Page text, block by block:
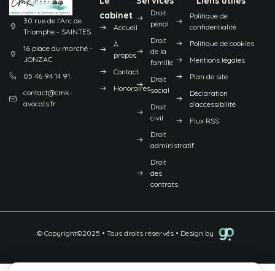
30 rue de l’Arc de
Triomphe - SAINTES
16 place du marché -
JONZAC
05 46 94 14 91
contact@cmk-
avocats.fr
cabinet
Accueil
À
propos
Contact
Honoraires
Droit
pénal
Droit
de la
famille
Droit
social
Droit
civil
Droit
administratif
Droit
des
contrats
Politique de
confidentialité
Politique de cookies
Mentions légales
Plan de site
Déclaration
d’accessibilité
Flux RSS
© Copyright©2025 • Tous droits réservés • Design by